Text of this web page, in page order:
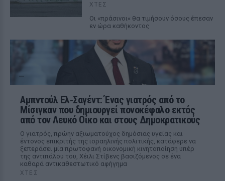
ΧΤΕΣ
Οι «πράσινοι« θα τιμήσουν όσους έπεσαν
εν ώρα καθήκοντος
Αμπντούλ Ελ‑Σαγέντ: Ένας γιατρός από το
Μίσιγκαν που δημιουργεί πονοκέφαλο εκτός
από τον Λευκό Οίκο και στους Δημοκρατικούς
Ο γιατρός, πρώην αξιωματούχος δημόσιας υγείας και
έντονος επικριτής της ισραηλινής πολιτικής, κατάφερε να
ξεπεράσει μία πρωτοφανή οικονομική κινητοποίηση υπέρ
της αντιπάλου του, Χέιλι Στίβενς βασιζόμενος σε ένα
καθαρά αντικαθεστωτικό αφήγημα
ΧΤΕΣ